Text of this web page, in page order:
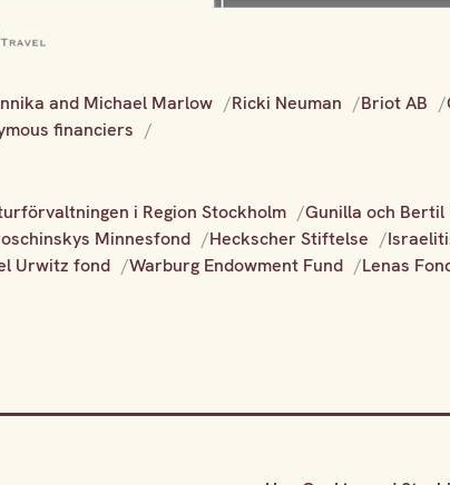
and Michael Marlow Ricki Neuman Briot AB
financiers
i Region Stockholm
Gunilla och Bertil
Minnesfond
Heckscher Stiftelse
Urwitz fond
Warburg Endowment Fund Lenas